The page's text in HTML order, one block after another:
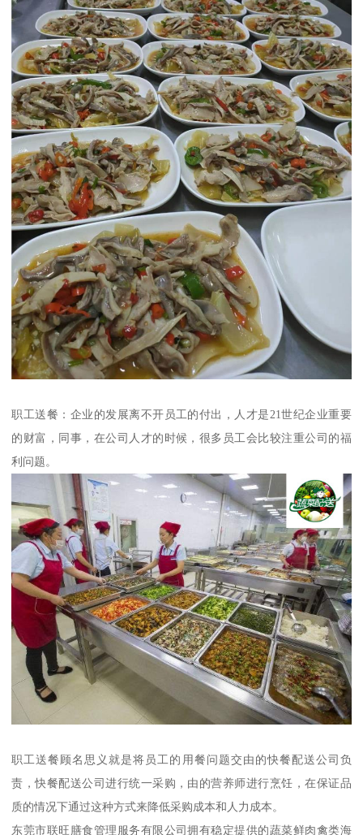
职工送餐：企业的发展离不开员工的付出，人才是21世纪企业重要
的财富，同事，在公司人才的时候，很多员工会比较注重公司的福
利问题。
职工送餐顾名思义就是将员工的用餐问题交由的快餐配送公司负
责，快餐配送公司进行统一采购，由的营养师进行烹饪，在保证品
质的情况下通过这种方式来降低采购成本和人力成本。
东莞市联旺膳食管理服务有限公司拥有稳定提供的蔬菜鲜肉禽类海